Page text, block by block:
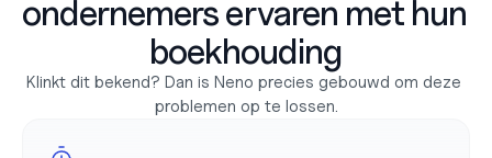
ondernemers ervaren met hun
boekhouding
Klinkt dit bekend? Dan is Neno precies gebouwd om deze
problemen op te lossen.